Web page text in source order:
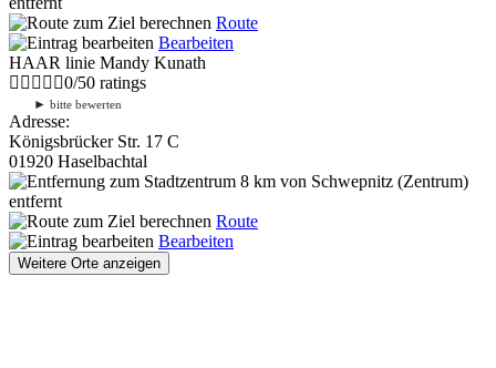
Route
Bearbeiten
HAAR linie Mandy Kunath
0/50 ratings
► bitte bewerten
Adresse:
Königsbrücker Str. 17 C
01920 Haselbachtal
8 km von Schwepnitz (Zentrum)
entfernt
Route
Bearbeiten
Weitere Orte anzeigen